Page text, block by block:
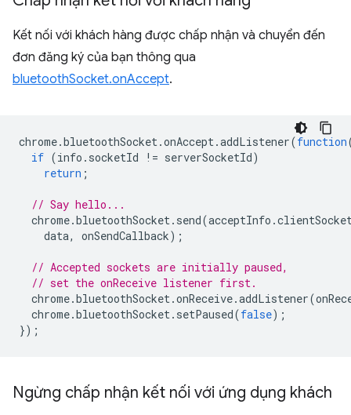
Kết nối với khách hàng được chấp nhận và chuyển đến
đơn đăng ký của bạn thông qua
bluetoothSocket.onAccept.
chrome.bluetoothSocket.onAccept.addListener(function
if (info . socketId != serverSocketId)
return ;
// Say hello...
chrome.bluetoothSocket. send(acceptInfo .
data, onSendCallback);
// Accepted sockets are initially paused,
// set the onReceive listener first.
chrome.bluetoothSocket.onReceive.addListener(
chrome.bluetoothSocket. setPaused(false);
});
Ngừng chấp nhận kết nối với ứng dụng khách